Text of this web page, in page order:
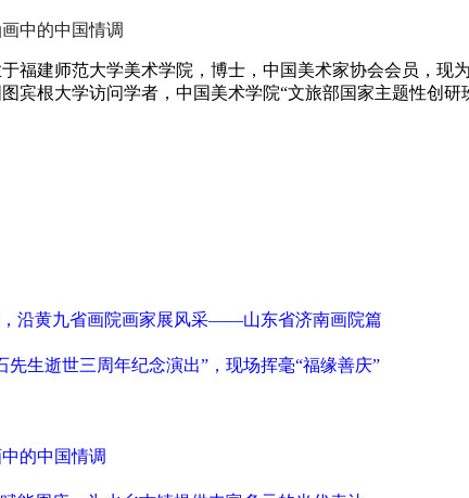
于福建师范大学美术学院，博士，中国美术家协会会员，
宾根大学访问学者，中国美术学院“文旅部国家主题性创研
沿黄九省画院画家展风采——山东省济南画院篇
生逝世三周年纪念演出”，现场挥毫“福缘善庆”
的中国情调